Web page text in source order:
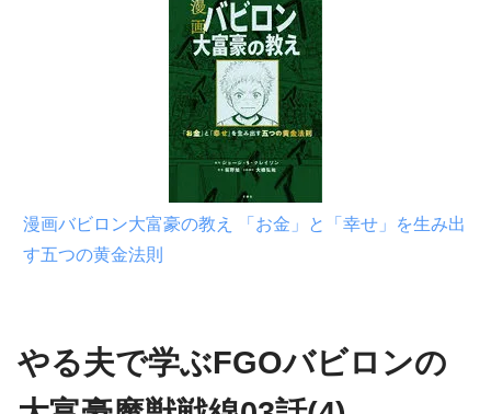
漫画バビロン大富豪の教え 「お金」と「幸せ」を生み出
す五つの黄金法則
やる夫で学ぶFGOバビロンの